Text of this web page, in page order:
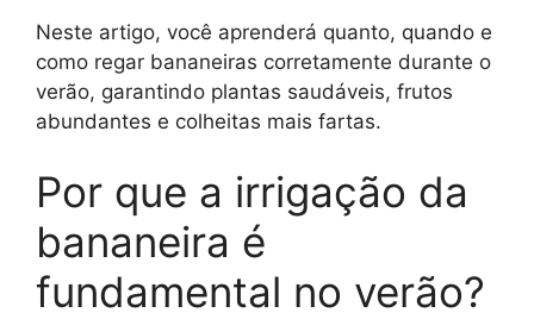
Neste artigo, você aprenderá quanto, quando e
como regar bananeiras corretamente durante o
verão, garantindo plantas saudáveis, frutos
abundantes e colheitas mais fartas.
Por que a irrigação da
bananeira é
fundamental no verão?